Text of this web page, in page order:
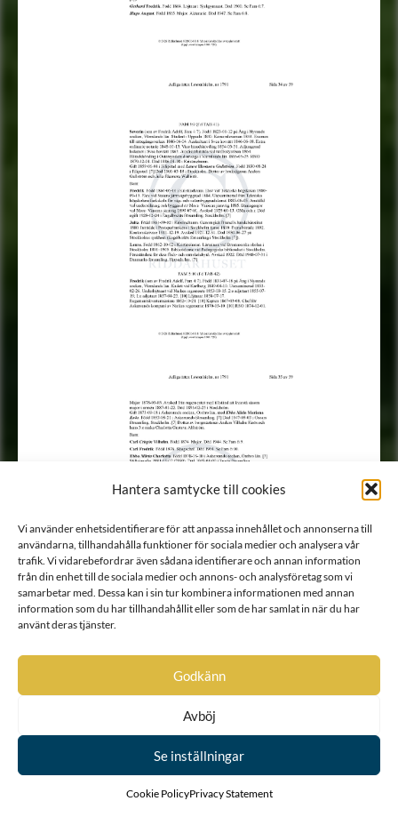
Hantera samtycke till cookies
Vi använder enhetsidentifierare för att anpassa innehållet och annonserna till
användarna, tillhandahålla funktioner för sociala medier och analysera vår
trafik. Vi vidarebefordrar även sådana identifierare och annan information
från din enhet till de sociala medier och annons- och analysföretag som vi
samarbetar med. Dessa kan i sin tur kombinera informationen med annan
information som du har tillhandahållit eller som de har samlat in när du har
använt deras tjänster.
Godkänn
Avböj
Se inställningar
Cookie PolicyPrivacy Statement